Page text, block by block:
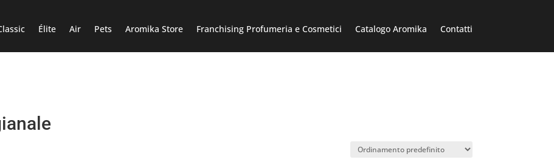
Élite Air Pets Aromika Store Franchising Profumeria e Cosmetici Catalogo Aromika Contatti